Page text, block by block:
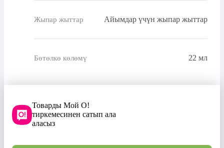
Жыпар жыттар Айымдар үчүн жыпар жыттар
Бөтөлкө көлөмү 22 мл
Товарды Мой О!
тиркемесинен сатып ала
аласыз